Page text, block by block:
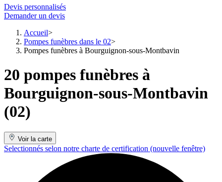
Devis personnalisés
Demander un devis
Accueil
Pompes funèbres dans le 02
Pompes funèbres à Bourguignon-sous-Montbavin
20 pompes funèbres à
Bourguignon-sous-Montbavin
(02)
Voir la carte
Selectionnés selon notre charte de certification (nouvelle fenêtre)